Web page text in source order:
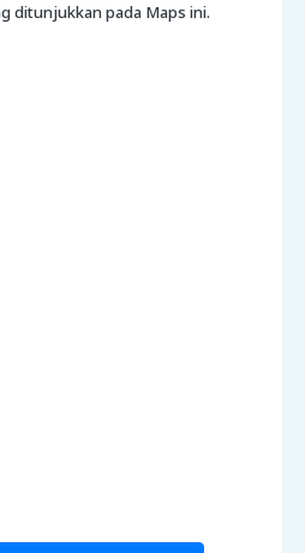
ditunjukkan pada Maps ini.